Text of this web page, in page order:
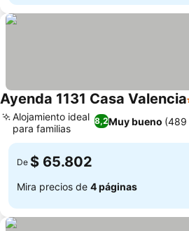
Ayenda 1131 Casa Valencia
8,2Muy bueno (489
Alojamiento ideal
para familias
De $ 65.802
Mira precios de 4 páginas